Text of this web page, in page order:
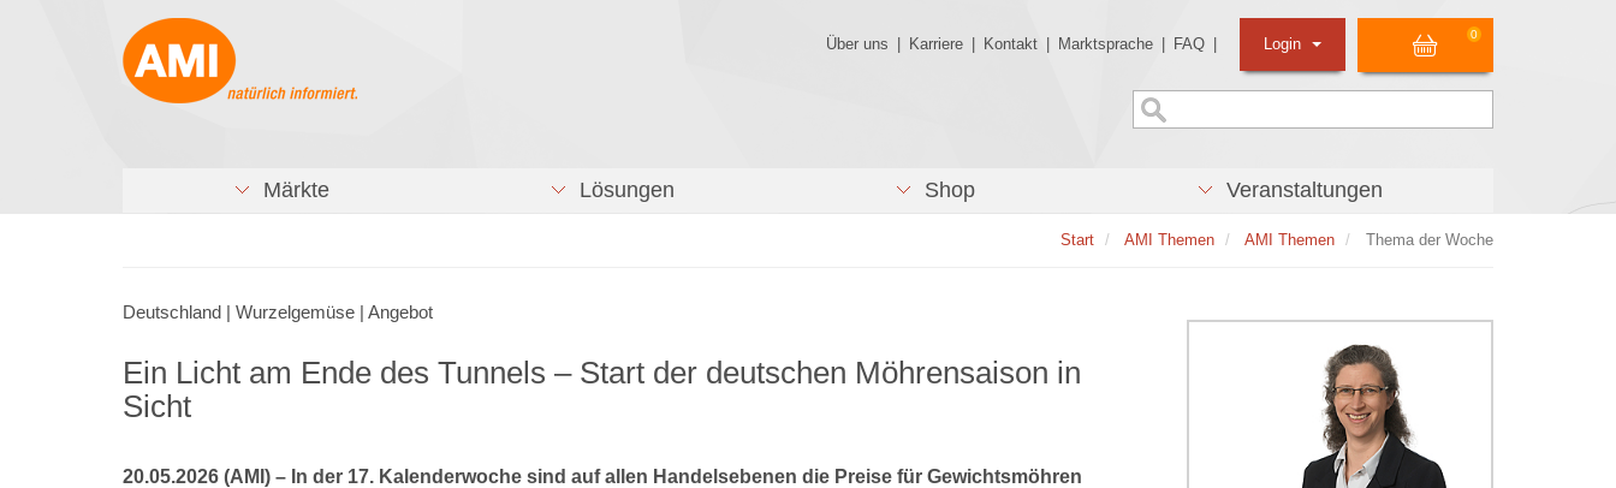
Über uns Karriere Kontakt Marktsprache FAQ
0
Login
Märkte Lösungen Shop Veranstaltungen
Start AMI Themen AMI Themen Thema der Woche
Deutschland | Wurzelgemüse | Angebot
Ein Licht am Ende des Tunnels – Start der deutschen Möhrensaison in
Sicht
20.05.2026 (AMI) – In der 17. Kalenderwoche sind auf allen Handelsebenen die Preise für Gewichtsmöhren